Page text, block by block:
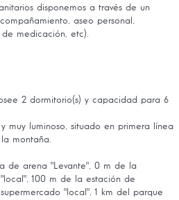
disponemos a través de un
aseo personal,
medicación, etc).
2 dormitorio(s) y capacidad para 6
muy luminoso, situado en primera línea
montaña.
de arena "Levante", 0 m de la
100 m de la estación de
"local", 1 km del parque